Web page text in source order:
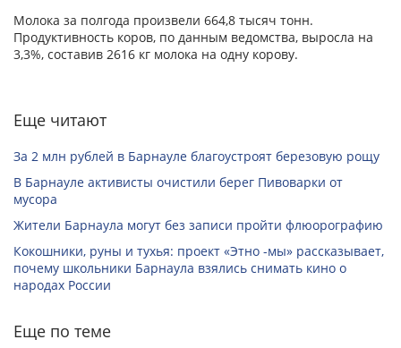
Молока за полгода произвели 664,8 тысяч тонн.
Продуктивность коров, по данным ведомства, выросла на
3,3%, составив 2616 кг молока на одну корову.
Еще читают
За 2 млн рублей в Барнауле благоустроят березовую рощу
В Барнауле активисты очистили берег Пивоварки от
мусора
Жители Барнаула могут без записи пройти флюорографию
Кокошники, руны и тухья: проект «Этно -мы» рассказывает,
почему школьники Барнаула взялись снимать кино о
народах России
Еще по теме